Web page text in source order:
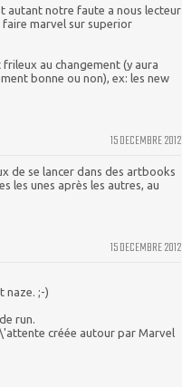
autant notre faute a nous lecteur
faire marvel sur superior
au changement (y aura
bonne ou non), ex: les new
15 DECEMBRE 2012
de se lancer dans des artbooks
les unes après les autres, au
15 DECEMBRE 2012
naze. ;-)
run.
créée autour par Marvel